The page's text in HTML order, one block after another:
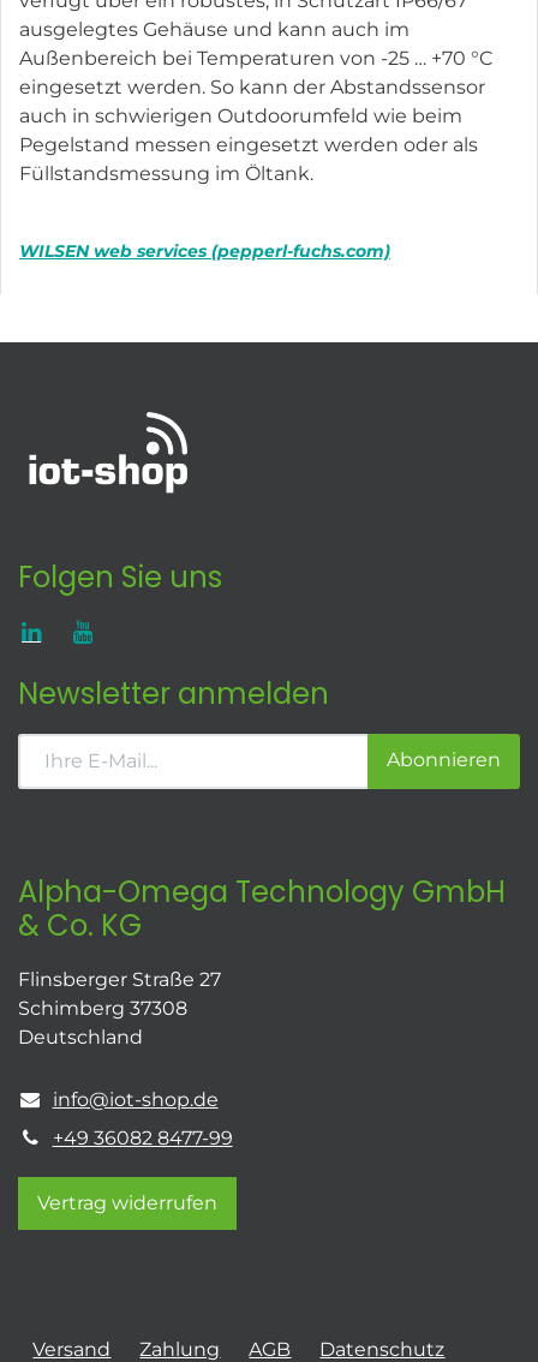
ausgelegtes Gehäuse und kann auch im
Außenbereich bei Temperaturen von -25 … +70 °C
eingesetzt werden. So kann der Abstandssensor
auch in schwierigen Outdoorumfeld wie beim
Pegelstand messen eingesetzt werden oder als
Füllstandsmessung im Öltank.
WILSEN web services (pepperl-fuchs.com)
Folgen Sie uns
Newsletter anmelden
Abonnieren
Alpha-Omega Technology GmbH
& Co. KG
Flinsberger Straße 27
Schimberg 37308
Deutschland
info@iot-shop.de
+49 36082 8477-99
Vertrag widerrufen
Versand Zahlung AGB Datenschutz